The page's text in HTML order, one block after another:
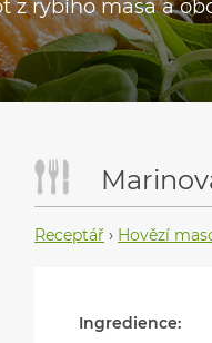
z rybího masa a
Receptář › Hovězí
Ingredience: